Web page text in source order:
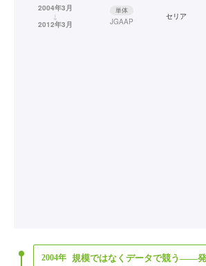
2004年3月
↓
2012年3月
単体
JGAAP
セリア
2004年 規模ではなくデータで競う——